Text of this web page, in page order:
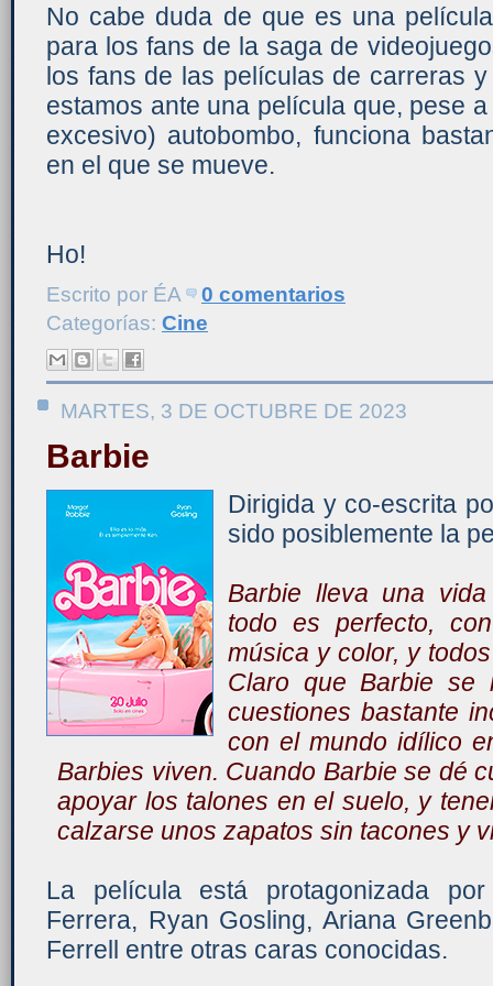
No cabe duda de que es una
para los fans de la saga de
los fans de las películas de carreras
estamos ante una película que, pese
excesivo) autobombo, funciona
en el que se mueve.
Ho!
Escrito por ÉA
0 comentarios
Categorías: Cine
MARTES, 3 DE OCTUBRE DE 2023
Barbie
Dirigida y co-escrita
sido posiblemente la
Barbie lleva una
todo es perfecto,
música y color, y
Claro que Barbie se
cuestiones bastante
con el mundo idílico
Barbies viven. Cuando Barbie se dé
apoyar los talones en el suelo, y
calzarse unos zapatos sin tacones y
La película está protagonizada
Ferrera, Ryan Gosling, Ariana
Ferrell entre otras caras conocidas.